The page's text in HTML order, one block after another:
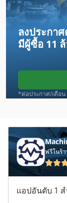
Frm D Midi
Frommia 261
Gx 11 Ff
Hueller Hille
Kondia Fv 1
Lcf 1
Leinen Ww 83
Nakamura
Romi T 240
ลงประกา
มีผู้ซื้อ 11
*ต่อประกาศ/เดือน
ฟรีในร้
แอปอันดับ 1 ส